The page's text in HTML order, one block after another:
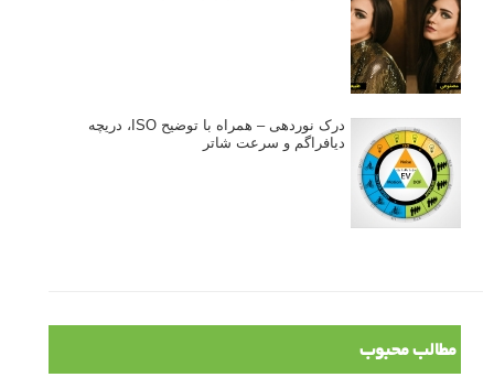
درک نوردهی – همراه با توضیح ISO، دریچه
دیافراگم و سرعت شاتر
مطالب محبوب